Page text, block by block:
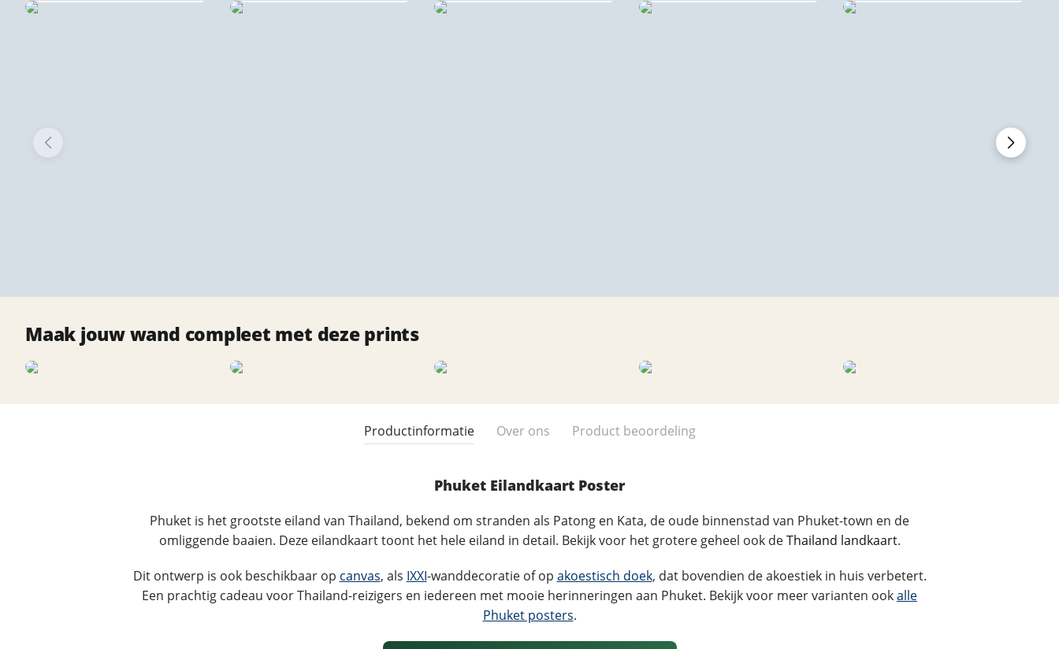
Maak jouw wand compleet met deze prints
Productinformatie Over ons Product beoordeling
Phuket Eilandkaart Poster
Phuket is het grootste eiland van Thailand, bekend om stranden als Patong en Kata, de oude binnenstad van Phuket-town en de
omliggende baaien. Deze eilandkaart toont het hele eiland in detail. Bekijk voor het grotere geheel ook deThailand landkaart.
Dit ontwerp is ook beschikbaar op canvas, als IXXI-wanddecoratie of op akoestisch doek, dat bovendien de akoestiek in huis verbetert.
Een prachtig cadeau voor Thailand-reizigers en iedereen met mooie herinneringen aan Phuket. Bekijk voor meer varianten ookalle
Phuket posters.